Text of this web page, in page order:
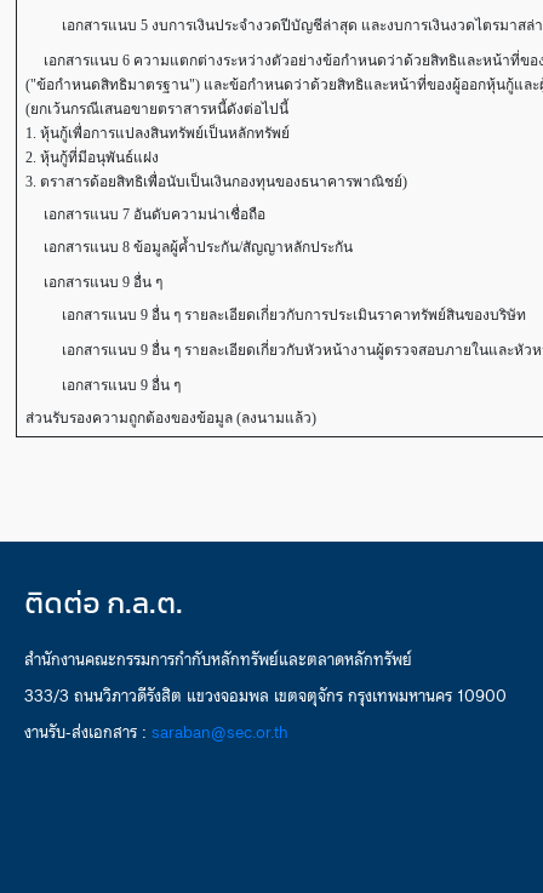
เอกสารแนบ 5 งบการเงินประจำงวดปีบัญชีล่าสุด และงบการเงินงวดไตรมาสล่า
เอกสารแนบ 6 ความแตกต่างระหว่างตัวอย่างข้อกำหนดว่าด้วยสิทธิและหน้าที่ขอ
("ข้อกำหนดสิทธิมาตรฐาน") และข้อกำหนดว่าด้วยสิทธิและหน้าที่ของผู้ออกหุ้นกู้และ
(ยกเว้นกรณีเสนอขายตราสารหนี้ดังต่อไปนี้
1. หุ้นกู้เพื่อการแปลงสินทรัพย์เป็นหลักทรัพย์
2. หุ้นกู้ที่มีอนุพันธ์แฝง
3. ตราสารด้อยสิทธิเพื่อนับเป็นเงินกองทุนของธนาคารพาณิชย์)
เอกสารแนบ 7 อันดับความน่าเชื่อถือ
เอกสารแนบ 8 ข้อมูลผู้ค้ำประกัน/สัญญาหลักประกัน
เอกสารแนบ 9 อื่น ๆ
เอกสารแนบ 9 อื่น ๆ รายละเอียดเกี่ยวกับการประเมินราคาทรัพย์สินของบริษัท
เอกสารแนบ 9 อื่น ๆ รายละเอียดเกี่ยวกับหัวหน้างานผู้ตรวจสอบภายในและหัว
เอกสารแนบ 9 อื่น ๆ
ส่วนรับรองความถูกต้องของข้อมูล (ลงนามแล้ว)
ติดต่อ ก.ล.ต.
สำนักงานคณะกรรมการกำกับหลักทรัพย์และตลาดหลักทรัพย์
333/3 ถนนวิภาวดีรังสิต แขวงจอมพล เขตจตุจักร กรุงเทพมหานคร 10900
งานรับ-ส่งเอกสาร : saraban@sec.or.th